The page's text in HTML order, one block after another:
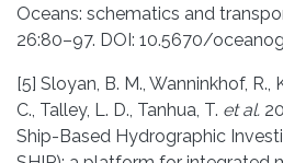
Oceans: schematics and
26:80–97. DOI: 10.5670/
[5] Sloyan, B. M., Wanninkhof, R.,
C., Talley, L. D., Tanhua, T. et al.
Ship-Based Hydrographic